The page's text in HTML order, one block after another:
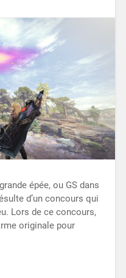
épée, ou GS dans
d’un concours qui
Lors de ce concours,
originale pour